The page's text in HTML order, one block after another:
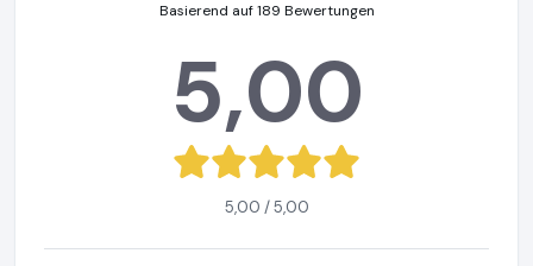
Basierend auf 189 Bewertungen
5,00
5,00 / 5,00